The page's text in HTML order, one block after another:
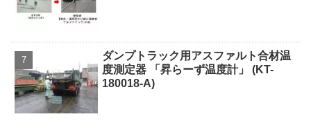
ダンプトラック用アスファルト合材温
度測定器 「昇らーず温度計」 (KT-
180018-A)